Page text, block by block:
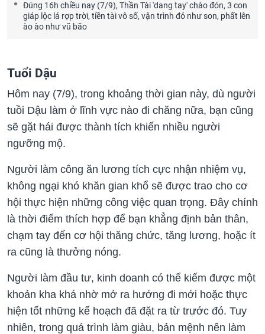
Đúng 16h chiều nay (7/9), Thần Tài 'dang tay' chào đón, 3 con
giáp lộc lá rợp trời, tiền tài vô số, vận trình đỏ như son, phất lên
ào ào như vũ bão
Tuổi Dậu
Hôm nay (7/9), trong khoảng thời gian này, dù người
tuồi Dậu làm ở lĩnh vực nào đi chăng nữa, bạn cũng
sẽ gặt hái được thành tích khiến nhiều người
ngưỡng mộ.
Người làm công ăn lương tích cực nhận nhiệm vụ,
không ngại khó khăn gian khổ sẽ được trao cho cơ
hội thực hiện những công việc quan trọng. Đây chính
là thời điểm thích hợp để bạn khẳng định bản thân,
chạm tay đến cơ hội thăng chức, tăng lương, hoặc ít
ra cũng là thưởng nóng.
Người làm đầu tư, kinh doanh có thể kiếm được một
khoản kha khá nhờ mở ra hướng đi mới hoặc thực
hiện tốt những kế hoạch đã đặt ra từ trước đó. Tuy
nhiên, trong quá trình làm giàu, bản mệnh nên làm